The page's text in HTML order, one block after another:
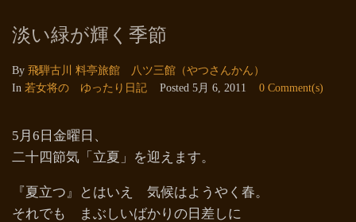
淡い緑が輝く季節
By 飛騨古川 料亭旅館 八ツ三館（やつさんかん）
In 若女将の ゆったり日記 Posted 5月 6, 2011 0 Comment(s)
5月6日金曜日、
二十四節気「立夏」を迎えます。
『夏立つ』とはいえ 気候はようやく春。
それでも まぶしいばかりの日差しに